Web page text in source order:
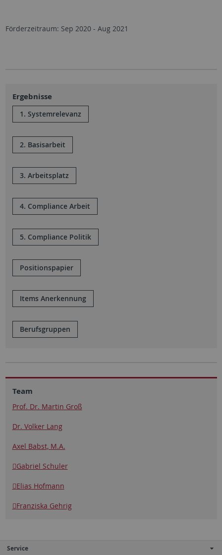
Förderzeitraum: Sep 2020 - Aug 2021
Ergebnisse
1. Systemrelevanz
2. Basisarbeit
3. Arbeitsplatz
4. Compliance Arbeit
5. Compliance Politik
Positionspapier
Items Anerkennung
Berufsgruppen
Team
Prof. Dr. Martin Groß
Dr. Volker Lang
Axel Babst, M.A.
Gabriel Schuler
Elias Hofmann
Franziska Gehrig
Service